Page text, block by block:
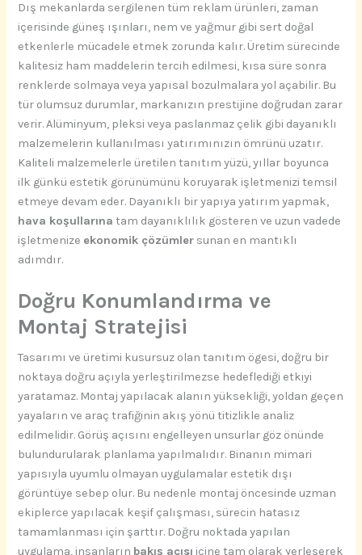
Dış mekanlarda sergilenen tüm reklam ürünleri, zaman
içerisinde güneş ışınları, nem ve yağmur gibi sert doğal
etkenlerle mücadele etmek zorunda kalır. Üretim sürecinde
kalitesiz ham maddelerin tercih edilmesi, kısa süre sonra
renklerde solmaya veya yapısal bozulmalara yol açabilir. Bu
tür olumsuz durumlar, markanızın prestijine doğrudan zarar
verir. Alüminyum, pleksi veya paslanmaz çelik gibi dayanıklı
malzemelerin kullanılması yatırımınızın ömrünü uzatır.
Kaliteli malzemelerle üretilen tanıtım yüzü, yıllar boyunca
ilk günkü estetik görünümünü koruyarak işletmenizi temsil
etmeye devam eder. Dayanıklı bir yapıya yatırım yapmak,
hava koşullarına tam dayanıklılık gösteren ve uzun vadede
işletmenize ekonomik çözümler sunan en mantıklı
adımdır.
Doğru Konumlandırma ve
Montaj Stratejisi
Tasarımı ve üretimi kusursuz olan tanıtım ögesi, doğru bir
noktaya doğru açıyla yerleştirilmezse hedeflediği etkiyi
yaratamaz. Montaj yapılacak alanın yüksekliği, yoldan geçen
yayaların ve araç trafiğinin akış yönü titizlikle analiz
edilmelidir. Görüş açısını engelleyen unsurlar göz önünde
bulundurularak planlama yapılmalıdır. Binanın mimari
yapısıyla uyumlu olmayan uygulamalar estetik dışı
görüntüye sebep olur. Bu nedenle montaj öncesinde uzman
ekiplerce yapılacak keşif çalışması, sürecin hatasız
tamamlanması için şarttır. Doğru noktada yapılan
uygulama, insanların bakış açısı içine tam olarak yerleşerek